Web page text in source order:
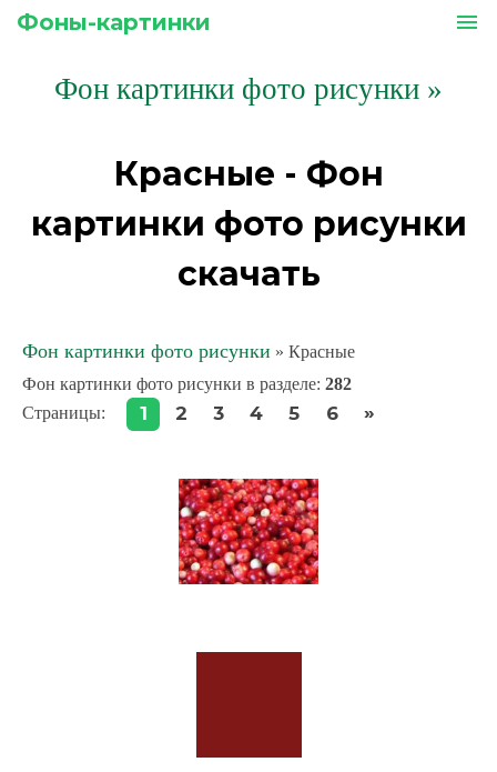
Фоны-картинки menu
Фон картинки фото рисунки »
Красные - Фон
картинки фото рисунки
скачать
Фон картинки фото рисунки » Красные
Фон картинки фото рисунки в разделе: 282
Страницы: 1 2 3 4 5 6 »